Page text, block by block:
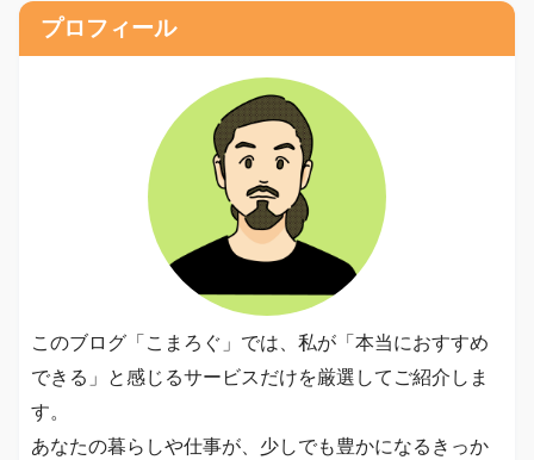
プロフィール
このブログ「こまろぐ」では、私が「本当におすすめ
できる」と感じるサービスだけを厳選してご紹介しま
す。
あなたの暮らしや仕事が、少しでも豊かになるきっか